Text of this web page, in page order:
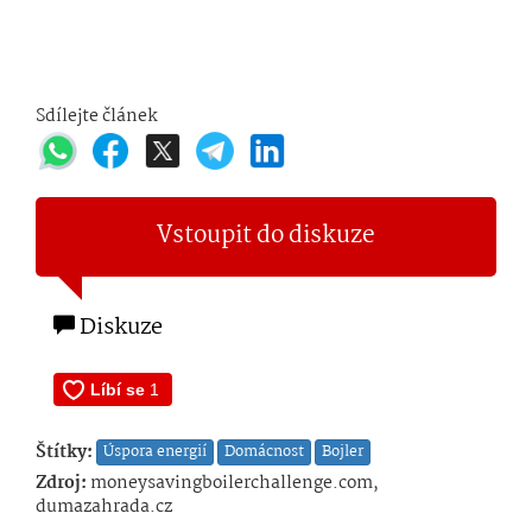
Sdílejte článek
Vstoupit do diskuze
Diskuze
Štítky: Úspora energií Domácnost Bojler
Zdroj: moneysavingboilerchallenge.com,
dumazahrada.cz